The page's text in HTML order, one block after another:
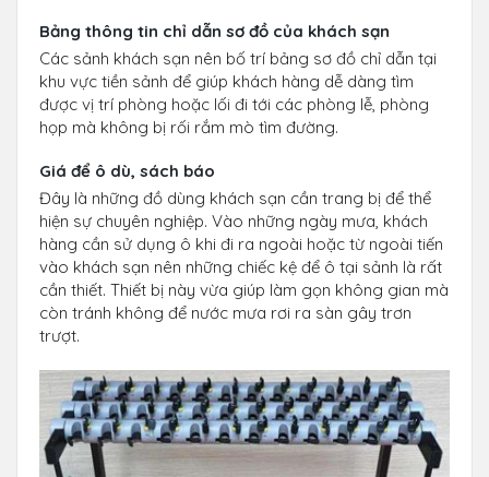
Bảng thông tin chỉ dẫn sơ đồ của khách sạn
Các sảnh khách sạn nên bố trí bảng sơ đồ chỉ dẫn tại
khu vực tiền sảnh để giúp khách hàng dễ dàng tìm
được vị trí phòng hoặc lối đi tới các phòng lễ, phòng
họp mà không bị rối rắm mò tìm đường.
Giá để ô dù, sách báo
Đây là những đồ dùng khách sạn cần trang bị để thể
hiện sự chuyên nghiệp. Vào những ngày mưa, khách
hàng cần sử dụng ô khi đi ra ngoài hoặc từ ngoài tiến
vào khách sạn nên những chiếc kệ để ô tại sảnh là rất
cần thiết. Thiết bị này vừa giúp làm gọn không gian mà
còn tránh không để nước mưa rơi ra sàn gây trơn
trượt.